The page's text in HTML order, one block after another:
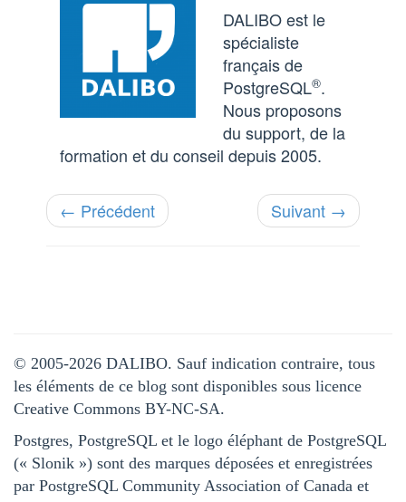
DALIBO est le
spécialiste
français de
PostgreSQL®.
Nous proposons
du support, de la
formation et du conseil depuis 2005.
← Précédent Suivant →
© 2005-2026 DALIBO. Sauf indication contraire, tous
les éléments de ce blog sont disponibles sous licence
Creative Commons BY-NC-SA.
Postgres, PostgreSQL et le logo éléphant de PostgreSQL
(« Slonik ») sont des marques déposées et enregistrées
par PostgreSQL Community Association of Canada et